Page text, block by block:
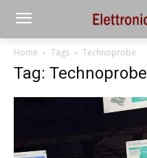
Home Tags Technoprobe
Tag: Technoprobe